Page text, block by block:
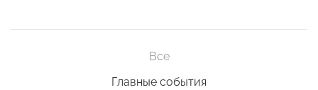
Все
Главные события